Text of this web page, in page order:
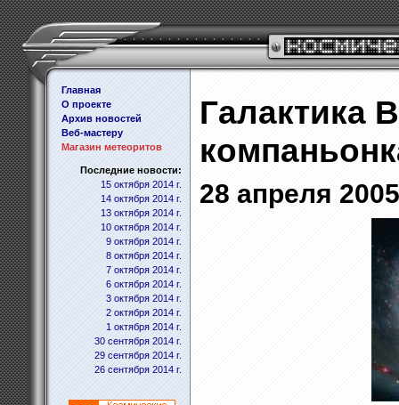
Главная
О проекте
Архив новостей
Веб-мастеру
Магазин метеоритов
Последние новости:
15 октября 2014 г.
14 октября 2014 г.
13 октября 2014 г.
10 октября 2014 г.
9 октября 2014 г.
8 октября 2014 г.
7 октября 2014 г.
6 октября 2014 г.
3 октября 2014 г.
2 октября 2014 г.
1 октября 2014 г.
30 сентября 2014 г.
29 сентября 2014 г.
26 сентября 2014 г.
Галактика
28 апреля